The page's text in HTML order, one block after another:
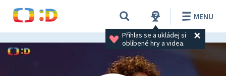
Přihlas se a ukládej si
oblíbené hry a videa.
MENU